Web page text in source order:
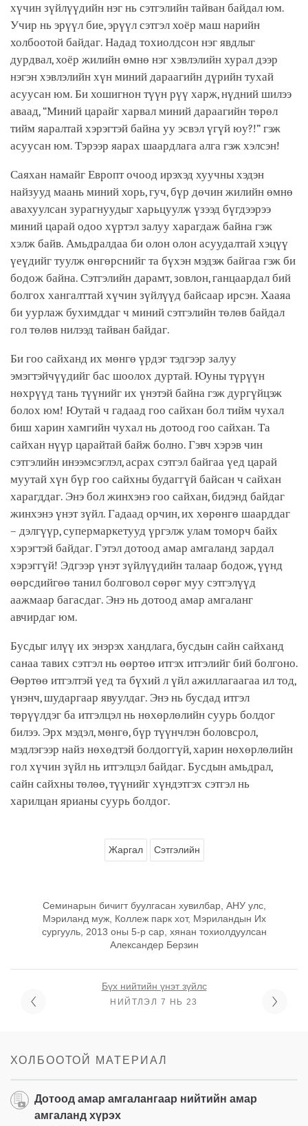
хүчин зүйлүүдийн нэг нь сэтгэлийн тайван байдал юм.
Учир нь эрүүл бие, эрүүл сэтгэл хоёр маш нарийн
холбоотой байдаг. Надад тохиолдсон нэг явдлыг
дурдвал, хоёр жилийн өмнө нэг хэвлэлийн хурал дээр
нэгэн хэвлэлийн хүн миний дараагийн дүрийн тухай
асуусан юм. Би хошигнон түүн рүү харж, нүдний шилээ
аваад, “Миний царайг харвал миний дараагийн төрөл
тийм яаралтай хэрэгтэй байна уу эсвэл үгүй юу?!” гэж
асуусан юм. Тэрээр яарах шаардлага алга гэж хэлсэн!
Саяхан намайг Европт очоод ирэхэд хуучны хэдэн
найзууд маань миний хорь, гуч, бүр дөчин жилийн өмнө
авахуулсан зурагнуудыг харьцуулж үзээд бүгдээрээ
миний царай одоо хүртэл залуу харагдаж байна гэж
хэлж байв. Амьдралдаа би олон олон асуудалтай хэцүү
үеүдийг туулж өнгөрснийг та бүхэн мэдэж байгаа гэж би
бодож байна. Сэтгэлийн дарамт, зовлон, ганцаардал бий
болгох хангалттай хүчин зүйлүүд байсаар ирсэн. Хааяа
би уурлаж бухимддаг ч миний сэтгэлийн төлөв байдал
гол төлөв нилээд тайван байдаг.
Би гоо сайханд их мөнгө үрдэг тэдгээр залуу
эмэгтэйчүүдийг бас шоолох дуртай. Юуны түрүүн
нөхрүүд тань түүнийг их үнэтэй байна гэж дургүйцэж
болох юм! Юутай ч гадаад гоо сайхан бол тийм чухал
биш харин хамгийн чухал нь дотоод гоо сайхан. Та
сайхан нүүр царайтай байж болно. Гэвч хэрэв чин
сэтгэлийн инээмсэглэл, асрах сэтгэл байгаа үед царай
муутай хүн бүр гоо сайхны будаггүй байсан ч сайхан
харагддаг. Энэ бол жинхэнэ гоо сайхан, бидэнд байдаг
жинхэнэ үнэт зүйл. Гадаад орчин, их хөрөнгө шаарддаг
– дэлгүүр, супермаркетууд үргэлж улам томорч байх
хэрэгтэй байдаг. Гэтэл дотоод амар амгаланд зардал
хэрэггүй! Эдгээр үнэт зүйлүүдийн талаар бодож, үүнд
өөрсдийгөө танил болговол сөрөг муу сэтгэлүүд
аажмаар багасдаг. Энэ нь дотоод амар амгаланг
авчирдаг юм.
Бусдыг илүү их энэрэх хандлага, бусдын сайн сайханд
санаа тавих сэтгэл нь өөртөө итгэх итгэлийг бий болгоно.
Өөртөө итгэлтэй үед та бүхий л үйл ажиллагаагаа ил тод,
үнэнч, шударгаар явуулдаг. Энэ нь бусдад итгэл
төрүүлдэг ба итгэлцэл нь нөхөрлөлийн суурь болдог
билээ. Эрх мэдэл, мөнгө, бүр түүнчлэн боловсрол,
мэдлэгээр найз нөхөдтэй болдоггүй, харин нөхөрлөлийн
гол хүчин зүйл нь итгэлцэл байдаг. Бусдын амьдрал,
сайн сайхны төлөө, түүнийг хүндэтгэх сэтгэл нь
харилцан ярианы суурь болдог.
Жаргал Сэтгэлийн
Семинарын бичигт буулгасан хувилбар, АНУ улс,
Мэриланд муж, Коллеж парк хот, Мэриландын Их
сургууль, 2013 оны 5-р сар, xянан тохиолдуулсан
Александер Берзин
Бүх нийтийн үнэт зүйлс
НИЙТЛЭЛ 7 НЬ 23
ХОЛБООТОЙ МАТЕРИАЛ
Дотоод амар амгалангаар нийтийн амар
амгаланд хүрэх